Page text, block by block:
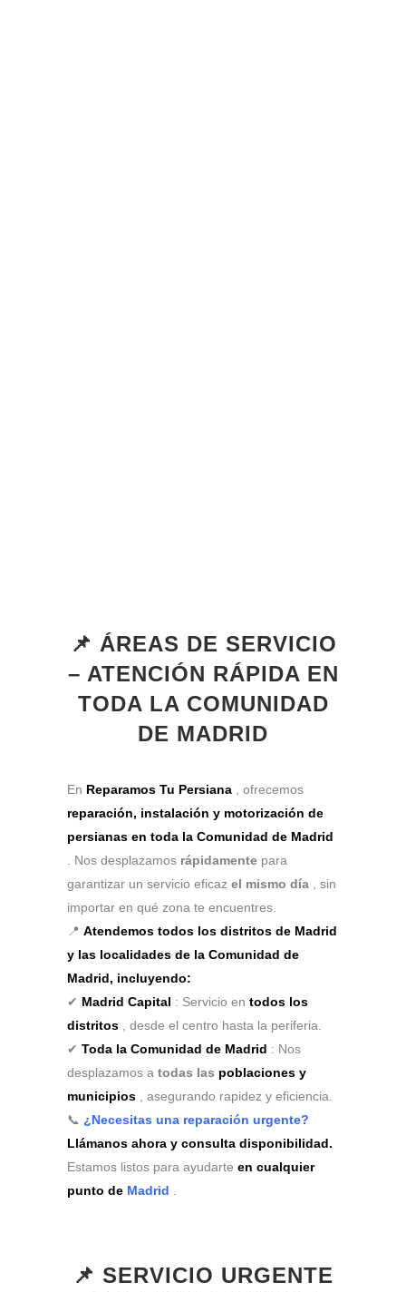
📌 ÁREAS DE SERVICIO
– ATENCIÓN RÁPIDA EN
TODA LA COMUNIDAD
DE MADRID
En Reparamos Tu Persiana , ofrecemos
reparación, instalación y motorización de
persianas en toda la Comunidad de Madrid
. Nos desplazamos rápidamente para
garantizar un servicio eficaz el mismo día , sin
importar en qué zona te encuentres.
📍 Atendemos todos los distritos de Madrid
y las localidades de la Comunidad de
Madrid, incluyendo:
✔ Madrid Capital : Servicio en todos los
distritos , desde el centro hasta la periferia.
✔ Toda la Comunidad de Madrid : Nos
desplazamos a todas las poblaciones y
municipios , asegurando rapidez y eficiencia.
📞 ¿Necesitas una reparación urgente?
Llámanos ahora y consulta disponibilidad.
Estamos listos para ayudarte en cualquier
punto de Madrid .
📌 SERVICIO URGENTE